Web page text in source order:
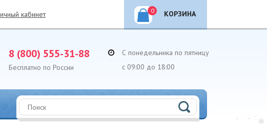
кабинет КОРЗИНА
0
8 (800) 555-31-88
Бесплатно по России
С понедельника по пятницу
с 09:00 до 18:00